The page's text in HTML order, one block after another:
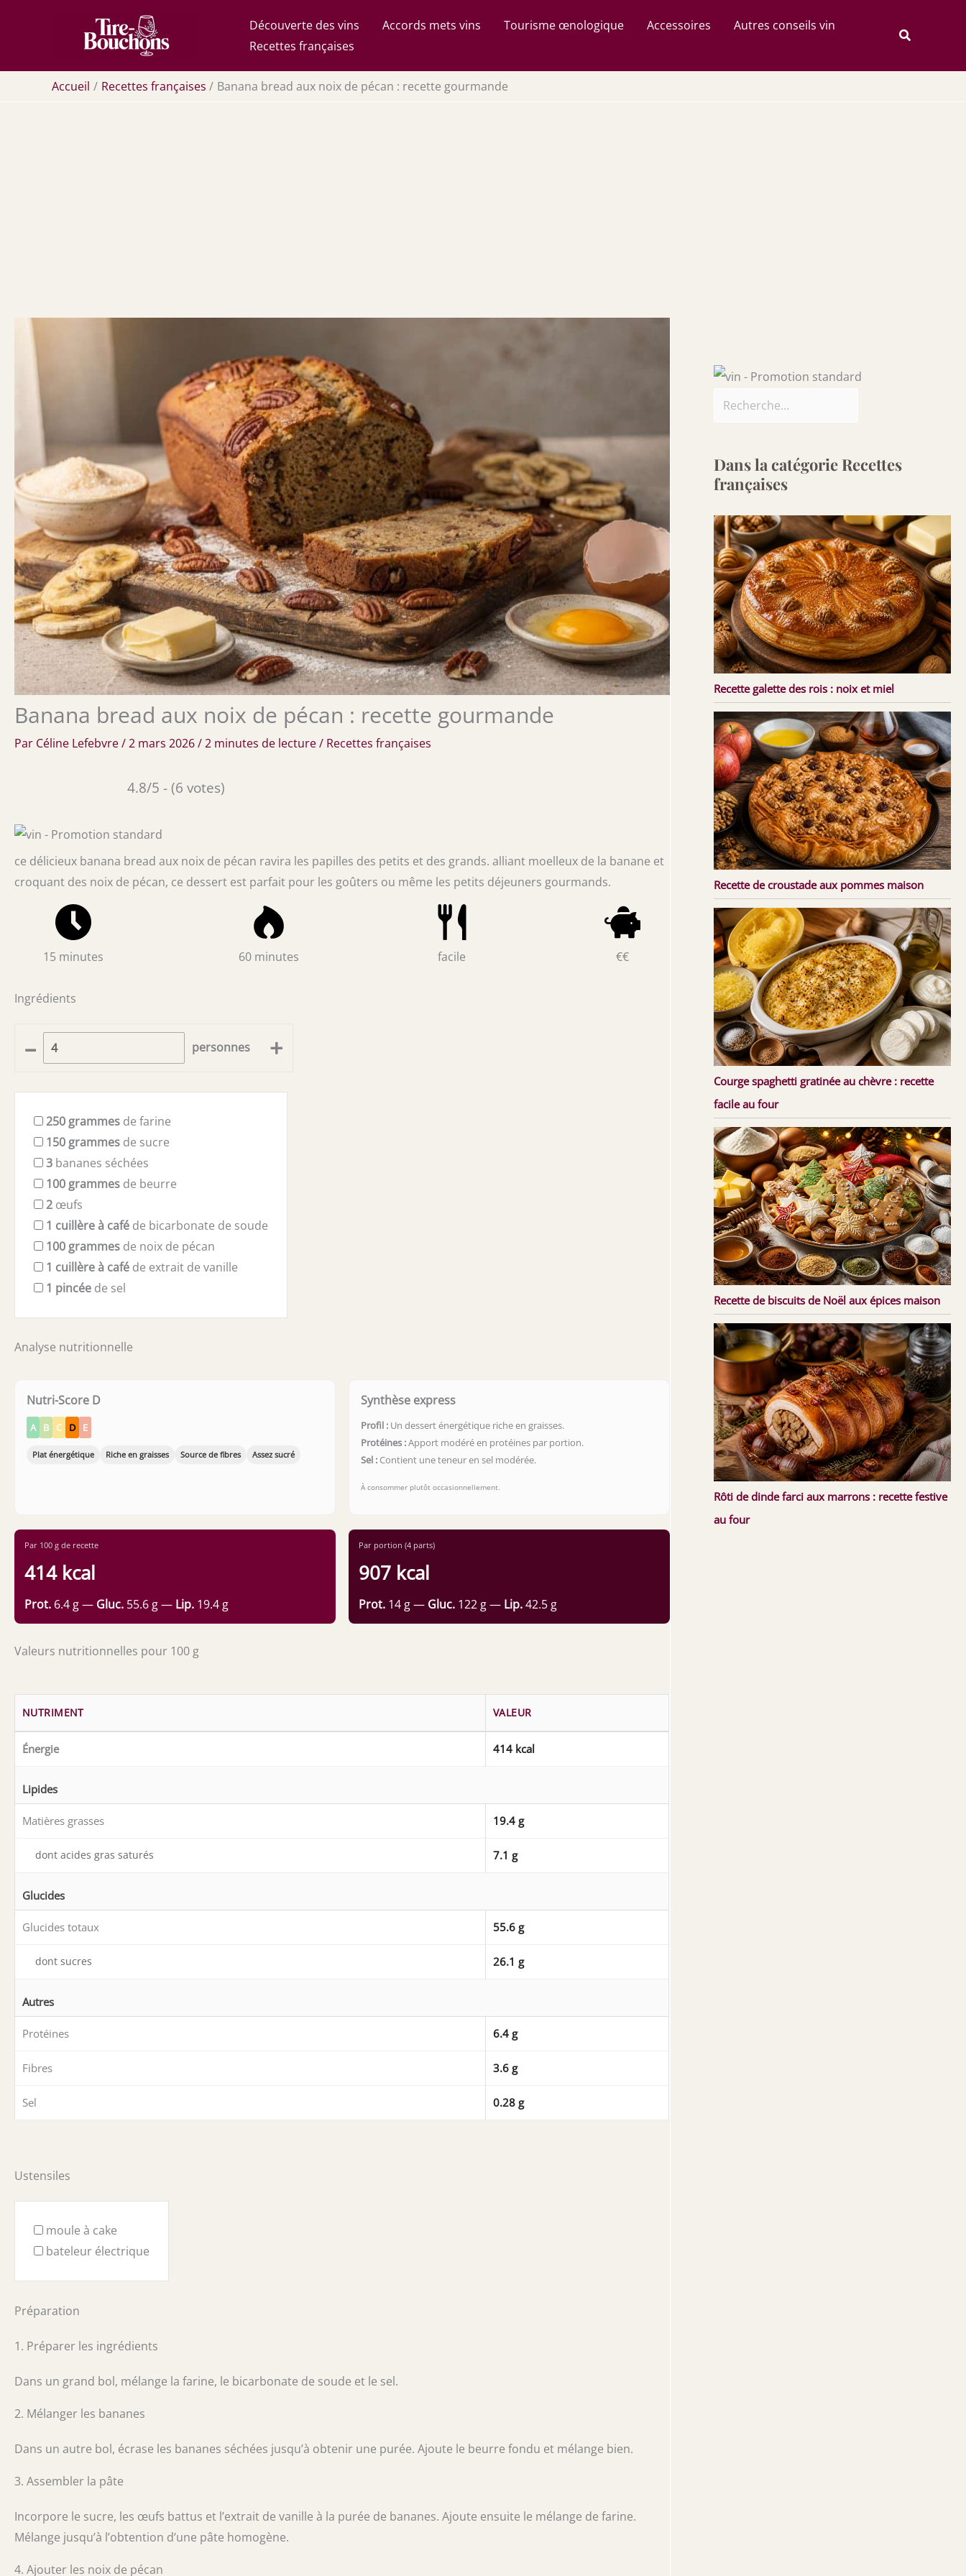
Découverte des vins Accords mets vins Tourisme œnologique Accessoires
Autres conseils vin
Recettes françaises
Rechercher
Accueil Recettes françaises Banana bread aux noix de pécan : recette gourmande
Banana bread aux noix de pécan : recette gourmande
Par Céline Lefebvre/2 mars 2026/2 minutes de lecture/ Recettes françaises
4.8/5 - (6 votes)
ce délicieux banana bread aux noix de pécan ravira les papilles des petits et des grands. alliant moelleux de la banane et
croquant des noix de pécan, ce dessert est parfait pour les goûters ou même les petits déjeuners gourmands.
15 minutes 60 minutes facile €€
Ingrédients
– personnes +
250 grammes de farine
150 grammes de sucre
3 bananes séchées
100 grammes de beurre
2 œufs
1 cuillère à café de bicarbonate de soude
100 grammes de noix de pécan
1 cuillère à café de extrait de vanille
1 pincée de sel
Analyse nutritionnelle
Nutri-Score D
A B C D E
Plat énergétique Riche en graisses Source de fibres Assez sucré
Synthèse express
Profil : Un dessert énergétique riche en graisses.
Protéines :Apport modéré en protéines par portion.
Sel : Contient une teneur en sel modérée.
À consommer plutôt occasionnellement.
Par 100 g de recette
414 kcal
Prot. 6.4 g — Gluc. 55.6 g — Lip. 19.4 g
Par portion (4 parts)
907 kcal
Prot. 14 g — Gluc. 122 g — Lip.42.5 g
Valeurs nutritionnelles pour 100 g
NUTRIMENT VALEUR
Énergie 414 kcal
Lipides
Matières grasses 19.4 g
dont acides gras saturés 7.1 g
Glucides
Glucides totaux 55.6 g
dont sucres 26.1 g
Autres
Protéines 6.4 g
Fibres 3.6 g
Sel 0.28 g
Ustensiles
moule à cake
bateleur électrique
Préparation
1. Préparer les ingrédients
Dans un grand bol, mélange la farine, le bicarbonate de soude et le sel.
2. Mélanger les bananes
Dans un autre bol, écrase les bananes séchées jusqu’à obtenir une purée. Ajoute le beurre fondu et mélange bien.
3. Assembler la pâte
Incorpore le sucre, les œufs battus et l’extrait de vanille à la purée de bananes. Ajoute ensuite le mélange de farine.
Mélange jusqu’à l’obtention d’une pâte homogène.
4. Ajouter les noix de pécan
Dans la catégorie Recettes
françaises
Recette galette des rois : noix et miel
Recette de croustade aux pommes maison
Courge spaghetti gratinée au chèvre : recette
facile au four
Recette de biscuits de Noël aux épices maison
Rôti de dinde farci aux marrons : recette festive
au four